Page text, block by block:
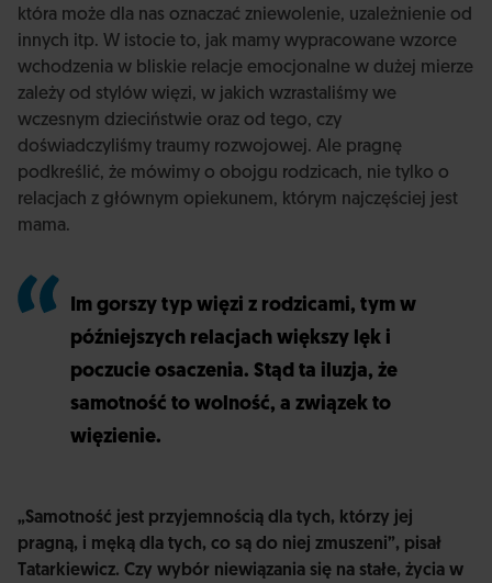
która może dla nas oznaczać zniewolenie, uzależnienie od
innych itp. W istocie to, jak mamy wypracowane wzorce
wchodzenia w bliskie relacje emocjonalne w dużej mierze
zależy od stylów więzi, w jakich wzrastaliśmy we
wczesnym dzieciństwie oraz od tego, czy
doświadczyliśmy traumy rozwojowej. Ale pragnę
podkreślić, że mówimy o obojgu rodzicach, nie tylko o
relacjach z głównym opiekunem, którym najczęściej jest
mama.
Im gorszy typ więzi z rodzicami, tym w
późniejszych relacjach większy lęk i
poczucie osaczenia. Stąd ta iluzja, że
samotność to wolność, a związek to
więzienie.
„Samotność jest przyjemnością dla tych, którzy jej
pragną, i męką dla tych, co są do niej zmuszeni”, pisał
Tatarkiewicz. Czy wybór niewiązania się na stałe, życia w